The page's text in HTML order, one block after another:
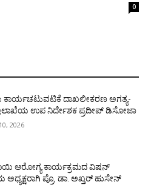
0
ಕಾರ್ಯಚಟುವಟಿಕೆ ದಾಖಲೀಕರಣ ಅಗತ್ಯ-
ಇಲಾಖೆಯ ಉಪ ನಿರ್ದೇಶಕ ಪ್ರದೀಪ್ ಡಿಸೋಜಾ
2026
ಆರೋಗ್ಯ ಕಾರ್ಯಕ್ರಮದ ವಿಷನ್
ಪ್ರೊ. ಡಾ. ಅಖ್ತರ್ ಹುಸೇನ್